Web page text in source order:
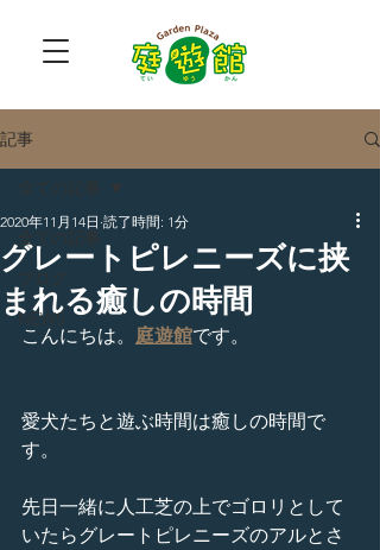
記事
全ての記事
ブログ
NEWS
グレートピレニーズに挟
まれる癒しの時間
2020年11月14日 読了時間: 1分
こんにちは。 庭遊館です。
愛犬たちと遊ぶ時間は癒しの時間で
す。
先日一緒に人工芝の上でゴロリとして
いたらグレートピレニーズのアルとさ